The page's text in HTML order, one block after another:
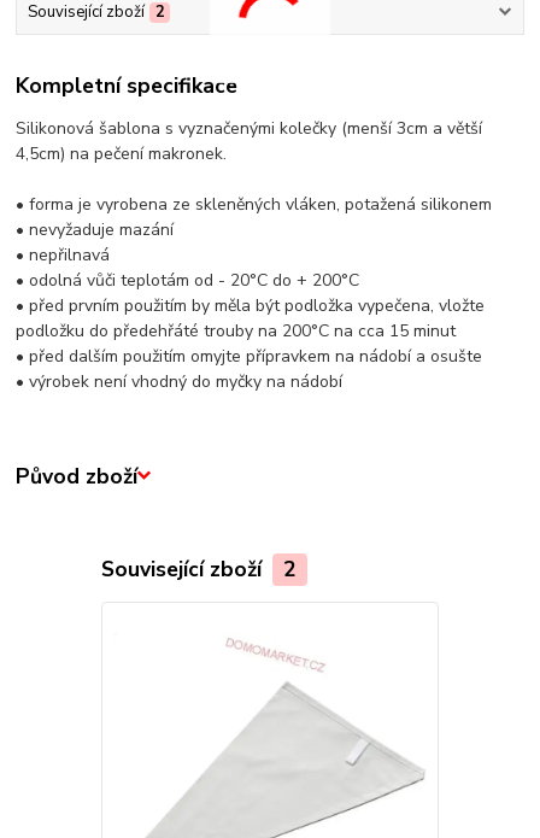
Související zboží 2
Kompletní specifikace
Silikonová šablona s vyznačenými kolečky (menší 3cm a větší
4,5cm) na pečení makronek.
• forma je vyrobena ze skleněných vláken, potažená silikonem
• nevyžaduje mazání
• nepřilnavá
• odolná vůči teplotám od - 20°C do + 200°C
• před prvním použitím by měla být podložka vypečena, vložte
podložku do předehřáté trouby na 200°C na cca 15 minut
• před dalším použitím omyjte přípravkem na nádobí a osušte
• výrobek není vhodný do myčky na nádobí
Původ zboží
Související zboží 2